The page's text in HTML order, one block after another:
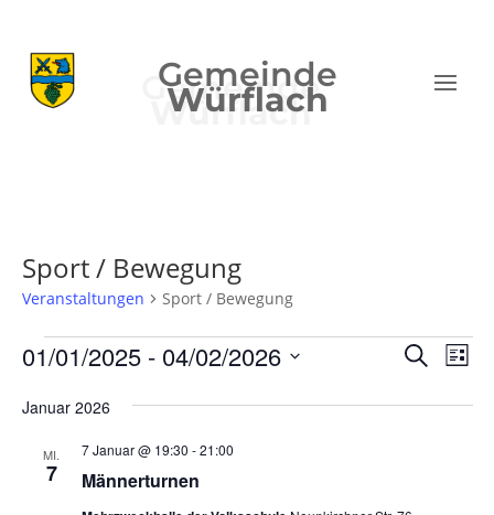
Gemeinde
Würflach
Sport / Bewegung
Veranstaltungen Sport / Bewegung
Veranstaltungen
und
SucheListe
01/01/2025 - 04/02/2026
wählen.
Januar 2026
MI.
7 Männerturnen
7 Januar @ 19:30 -21:00